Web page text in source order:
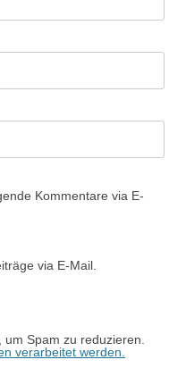
Kommentare via E-
via E-Mail.
Spam zu reduzieren.
verarbeitet werden.